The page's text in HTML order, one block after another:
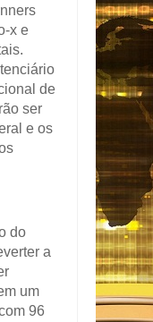
x e
de
ser
e os
do
a
um
96